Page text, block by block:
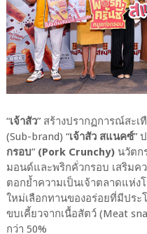
“เจ้าสัว” สร้างปรากฏการณ์สะ
(Sub-brand) “เจ้าสัว สแนคซ์”
กรอบ” (Pork Crunchy)นวัตก
มอนด์และพริกคั่วกรอบ เสริมค
ตอกย้ำความเป็นเจ้าตลาดแห่
ใหม่เลือกทานของอร่อยที่มีปร
ขบเคี้ยวจากเนื้อสัตว์ (Meat
กว่า 50%